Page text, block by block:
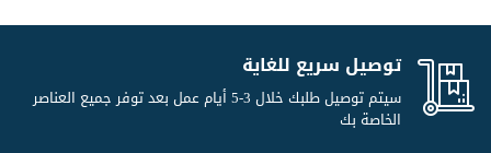
توصيل سريع للغاية
سيتم توصيل طلبك خلال 3-5 أيام عمل بعد توفر جميع العناصر
الخاصة بك